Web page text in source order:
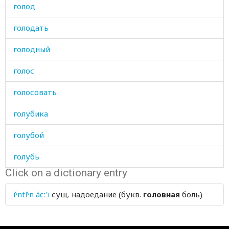
голод
голодать
голодный
голос
голосовать
голубика
голубой
голубь
голый
гора
Click on a dictionary entry
iˤntíˤn ácː'i сущ. надоедание (букв. головная боль)